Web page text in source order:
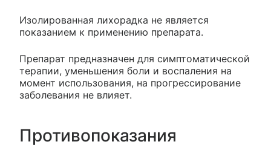
Изолированная лихорадка не является
показанием к применению препарата.
Препарат предназначен для симптоматической
терапии, уменьшения боли и воспаления на
момент использования, на прогрессирование
заболевания не влияет.
Противопоказания